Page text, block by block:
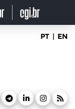
PT | EN